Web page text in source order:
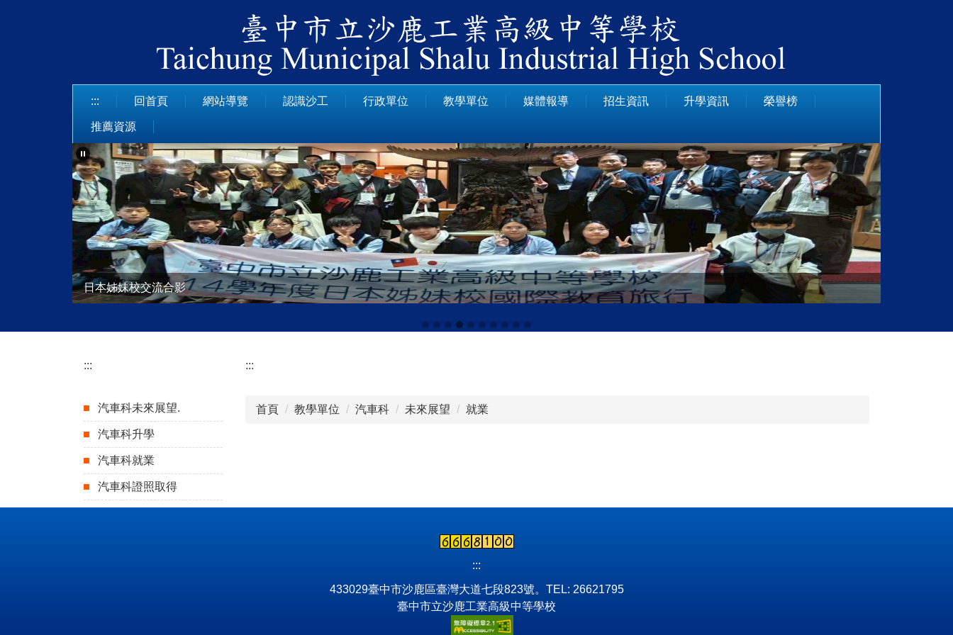
::: 回首頁 網站導覽 認識沙工 行政單位 教學單位 媒體報導 招生資訊 升學資訊 榮譽榜
推薦資源
日本姊妹校交流合影
113學年度技藝競賽
:::
汽車科未來展望.
汽車科升學
汽車科就業
汽車科證照取得
:::
首頁 教學單位 汽車科 未來展望 就業
:::
433029臺中市沙鹿區臺灣大道七段823號。TEL: 26621795
臺中市立沙鹿工業高級中等學校